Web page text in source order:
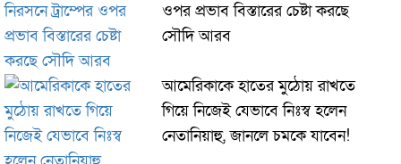
ওপর প্রভাব বিস্তারের চেষ্টা করছে
সৌদি আরব
আমেরিকাকে হাতের মুঠোয় রাখতে
গিয়ে নিজেই যেভাবে নিঃস্ব হলেন
নেতানিয়াহু, জানলে চমকে যাবেন!